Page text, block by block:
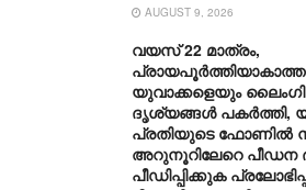
AUGUST 9, 2026
വയസ് 22 മാത്രം,
യുവാക്കളെയും
ദൃശ്യങ്ങൾ പകർത്തി,
പ്രതിയുടെ ഫോണിൽ
അറുനൂറിലേറെ
പീഡിപ്പിക്കുക